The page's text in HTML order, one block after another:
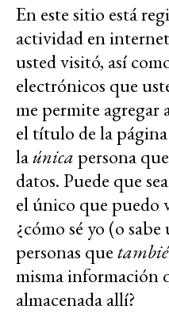
En este sitio está
actividad en
usted visitó, así
electrónicos que
me permite agregar
el título de la
laúnica persona
datos. Puede que
el único que puedo
¿cómo sé yo (o
personas que
misma información
almacenada allí?